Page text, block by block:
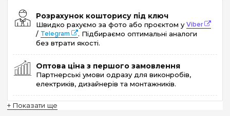
Розрахунок кошторису під ключ
Швидко рахуємо за фото або проєктом уViber
/ Telegram
. Підбираємо оптимальні аналоги
без втрати якості.
Оптова ціна з першого замовлення
Партнерські умови одразу для виконробів,
електриків, дизайнерів та монтажників.
+ Показати ще